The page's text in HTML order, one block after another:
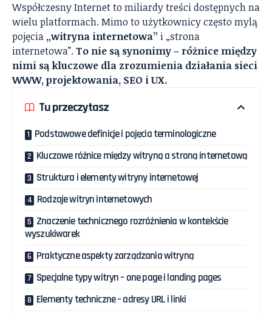
Współczesny Internet to miliardy treści dostępnych na
wielu platformach. Mimo to użytkownicy często mylą
pojęcia „witryna internetowa” i „strona
internetowa”.To nie są synonimy – różnice między
nimi są kluczowe dla zrozumienia działania sieci
WWW, projektowania, SEO i UX.
Tu przeczytasz
Podstawowe definicje i pojęcia terminologiczne
Kluczowe różnice między witryną a stroną internetową
Struktura i elementy witryny internetowej
Rodzaje witryn internetowych
Znaczenie technicznego rozróżnienia w kontekście
wyszukiwarek
Praktyczne aspekty zarządzania witryną
Specjalne typy witryn – one page i landing pages
Elementy techniczne – adresy URL i linki